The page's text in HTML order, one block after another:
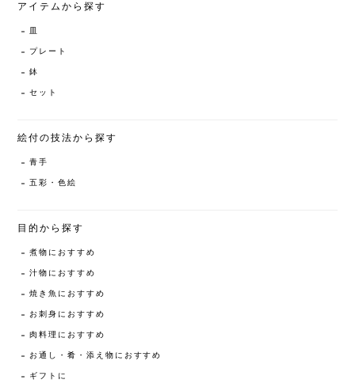
アイテムから探す
皿
プレート
鉢
セット
絵付の技法から探す
青手
五彩・色絵
目的から探す
煮物におすすめ
汁物におすすめ
焼き魚におすすめ
お刺身におすすめ
肉料理におすすめ
お通し・肴・添え物におすすめ
ギフトに